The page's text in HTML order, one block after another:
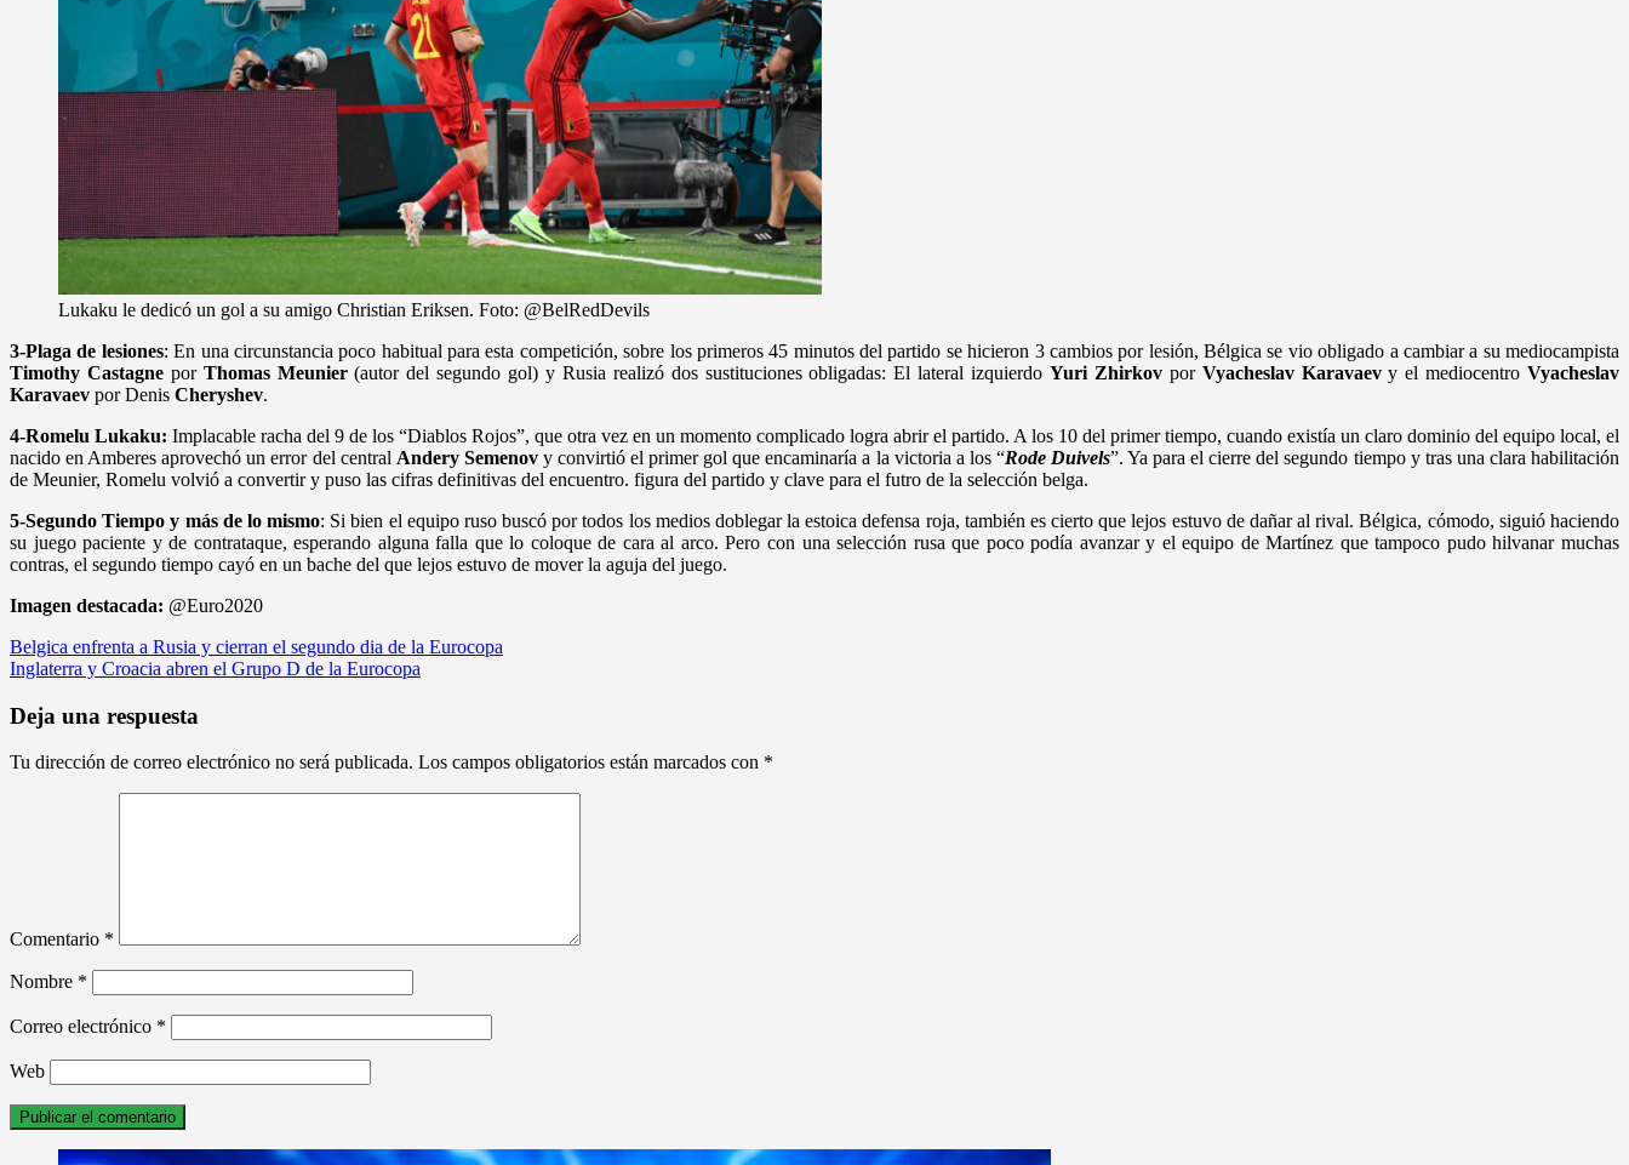
Lukaku le dedicó un gol a su amigo Christian Eriksen. Foto: @BelRedDevils
3-Plaga de lesiones: En una circunstancia poco habitual para esta competición, sobre los primeros 45 minutos del partido se hicieron 3 cambios por lesión, Bélgica se vio obligado a cambiar a su mediocampista
Timothy CastagneporThomas Meunier(autor del segundo gol) y Rusia realizó dos sustituciones obligadas: El lateral izquierdo Yuri Zhirkovpor Vyacheslav Karavaevy el mediocentroVyacheslav
Karavaev por Denis Cheryshev.
4-Romelu Lukaku: Implacable racha del 9 de los “Diablos Rojos”, que otra vez en un momento complicado logra abrir el partido. A los 10 del primer tiempo, cuando existía un claro dominio del equipo local, el
nacido en Amberes aprovechó un error del central Andery Semenov y convirtió el primer gol que encaminaría a la victoria a los “Rode Duivels”. Ya para el cierre del segundo tiempo y tras una clara habilitación
de Meunier, Romelu volvió a convertir y puso las cifras definitivas del encuentro. figura del partido y clave para el futro de la selección belga.
5-Segundo Tiempo y más de lo mismo: Si bien el equipo ruso buscó por todos los medios doblegar la estoica defensa roja, también es cierto que lejos estuvo de dañar al rival. Bélgica, cómodo, siguió haciendo
su juego paciente y de contrataque, esperando alguna falla que lo coloque de cara al arco. Pero con una selección rusa que poco podía avanzar y el equipo de Martínez que tampoco pudo hilvanar muchas
contras, el segundo tiempo cayó en un bache del que lejos estuvo de mover la aguja del juego.
Imagen destacada: @Euro2020
Navegación
de
entradas
Belgica enfrenta a Rusia y cierran el segundo dia de la Eurocopa
Inglaterra y Croacia abren el Grupo D de la Eurocopa
Deja una respuesta
Tu dirección de correo electrónico no será publicada. Los campos obligatorios están marcados con *
Comentario *
Nombre *
Correo electrónico *
Web